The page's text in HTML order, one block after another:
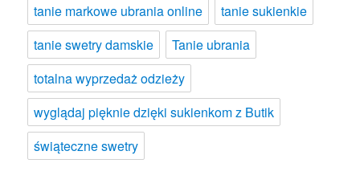
tanie markowe ubrania online
tanie sukienkie
tanie swetry damskie
Tanie ubrania
totalna wyprzedaż odzieży
wyglądaj pięknie dzięki sukienkom z Butik
świąteczne swetry